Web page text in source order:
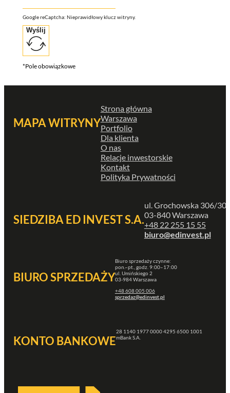
Google reCaptcha: Nieprawidłowy klucz witryny.
Wyślij
*Pole obowiązkowe
MAPA WITRYNY
Strona główna
Warszawa
Portfolio
Dla klienta
O nas
Relacje inwestorskie
Kontakt
Polityka Prywatności
SIEDZIBA ED INVEST S.A.
ul. Grochowska 306/
03-840 Warszawa
+48 22 255 15 55
biuro@edinvest.pl
BIURO SPRZEDAŻY
Biuro sprzedaży czynne:
pon.–pt., godz. 9:00–17:00
ul. Umińskiego 2
03-984 Warszawa
+48 608 005 006
sprzedaz@edinvest.pl
KONTO BANKOWE
28 1140 1977 0000 4295 6500 1001
mBank S.A.